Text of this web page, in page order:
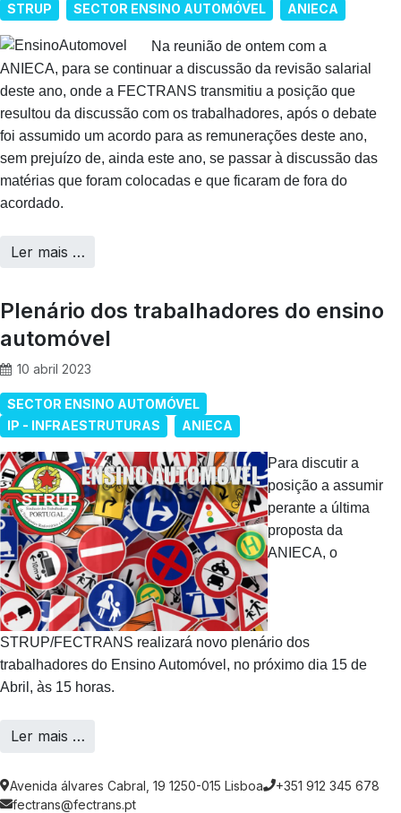
STRUP SECTOR ENSINO AUTOMÓVEL ANIECA
Na reunião de ontem com a
ANIECA, para se continuar a discussão da revisão salarial
deste ano, onde a FECTRANS transmitiu a posição que
resultou da discussão com os trabalhadores, após o debate
foi assumido um acordo para as remunerações deste ano,
sem prejuízo de, ainda este ano, se passar à discussão das
matérias que foram colocadas e que ficaram de fora do
acordado.
Ler mais …
Plenário dos trabalhadores do ensino
automóvel
10 abril 2023
SECTOR ENSINO AUTOMÓVEL
IP - INFRAESTRUTURAS
ANIECA
Para discutir a
posição a assumir
perante a última
proposta da
ANIECA, o
STRUP/FECTRANS realizará novo plenário dos
trabalhadores do Ensino Automóvel, no próximo dia 15 de
Abril, às 15 horas.
Ler mais …
Avenida álvares Cabral, 19 1250-015 Lisboa
+351 912 345 678
fectrans@fectrans.pt